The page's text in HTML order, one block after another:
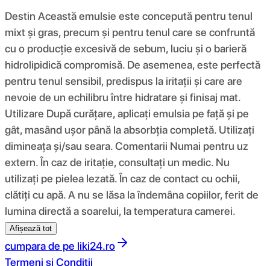
Destin Această emulsie este concepută pentru tenul
mixt și gras, precum și pentru tenul care se confruntă
cu o producție excesivă de sebum, luciu și o barieră
hidrolipidică compromisă. De asemenea, este perfectă
pentru tenul sensibil, predispus la iritații și care are
nevoie de un echilibru între hidratare și finisaj mat.
Utilizare După curățare, aplicați emulsia pe față și pe
gât, masând ușor până la absorbția completă. Utilizați
dimineața și/sau seara. Comentarii Numai pentru uz
extern. În caz de iritație, consultați un medic. Nu
utilizați pe pielea lezată. În caz de contact cu ochii,
clătiți cu apă. A nu se lăsa la îndemâna copiilor, ferit de
lumina directă a soarelui, la temperatura camerei.
Afișează tot
cumpara de pe liki24.ro
Termeni si Conditii